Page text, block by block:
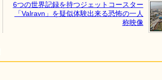
6つの世界記録を持つジェットコースター
「Valravn」を疑似体験出来る恐怖の一人
称映像